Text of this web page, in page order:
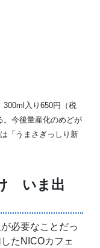
入り650円（税
。今後量産化のめどが
「うまさぎっしり新
いま出
必要なことだっ
たNICOカフェ